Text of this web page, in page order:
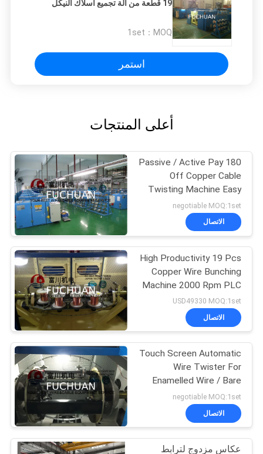
19 قطعة من آلة تجميع أسلاك النيكل
MOQ：
1set
استمر
أعلى المنتجات
180 Passive / Active Pay
Off Copper Cable
Twisting Machine Easy
Operation
negotiable MOQ:1set
الاتصال
High Productivity 19 Pcs
Copper Wire Bunching
Machine 2000 Rpm PLC
Controller
USD49330 MOQ:1set
الاتصال
Touch Screen Automatic
Wire Twister For
Enamelled Wire / Bare
Copper Wires
negotiable MOQ:1set
الاتصال
عكاس مزدوج لترابط